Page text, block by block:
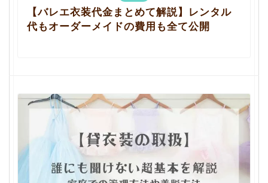
【バレエ衣装代金まとめて解説】レンタル
代もオーダーメイドの費用も全て公開